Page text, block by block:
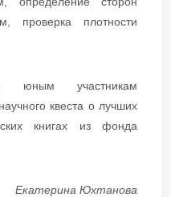
проверка плотности
юным участникам
квеста о лучших
книгах из фонда
Екатерина Юхтанова